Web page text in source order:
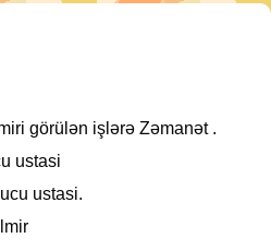
görülən işlərə Zəmanət .
ustasi
ustasi.